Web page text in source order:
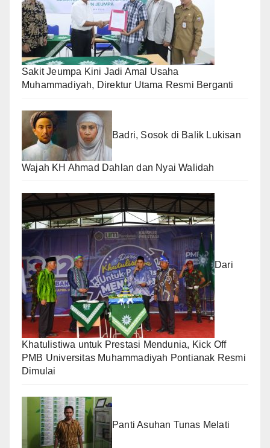
Sakit Jeumpa Kini Jadi Amal Usaha
Muhammadiyah, Direktur Utama Resmi Berganti
Badri, Sosok di Balik Lukisan
Wajah KH Ahmad Dahlan dan Nyai Walidah
Dari
Khatulistiwa untuk Prestasi Mendunia, Kick Off
PMB Universitas Muhammadiyah Pontianak Resmi
Dimulai
Panti Asuhan Tunas Melati